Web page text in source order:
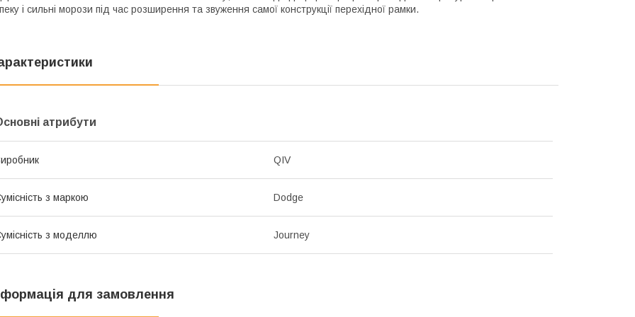
і сильні морози під час розширення та звуження самої конструкції перехідної рамки.
атрибути
QIV
з маркою Dodge
з моделлю Journey
для замовлення